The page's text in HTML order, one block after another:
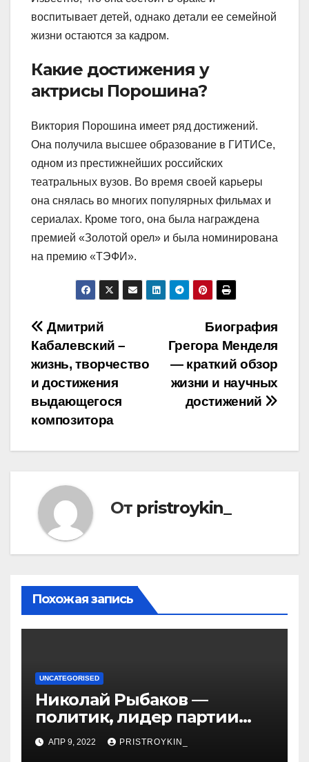
воспитывает детей, однако детали ее семейной
жизни остаются за кадром.
Какие достижения у
актрисы Порошина?
Виктория Порошина имеет ряд достижений.
Она получила высшее образование в ГИТИСе,
одном из престижнейших российских
театральных вузов. Во время своей карьеры
она снялась во многих популярных фильмах и
сериалах. Кроме того, она была награждена
премией «Золотой орел» и была номинирована
на премию «ТЭФИ».
Навигация
по
записям
Биография
Грегора Менделя
— краткий обзор
жизни и научных
достижений
Дмитрий
Кабалевский –
жизнь, творчество
и достижения
выдающегося
композитора
От pristroykin_
Похожая запись
UNCATEGORISED
Николай Рыбаков —
политик, лидер партии
Яблоко и его биография
АПР 9, 2022 PRISTROYKIN_